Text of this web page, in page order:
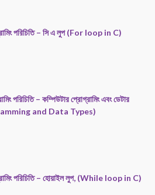
পরিচিতি – সি এ লুপ (For loop in C)
পরিচিতি – কম্পিউটার প্রোগ্রামিং এবং ডেটার
and Data Types)
পরিচিতি – হোয়াইল লুপ, (While loop in C)